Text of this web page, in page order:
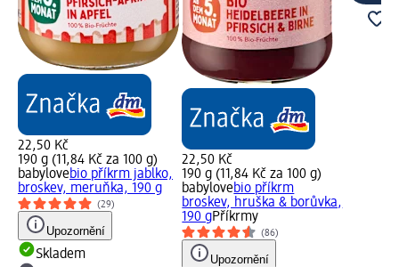
22,50 Kč
190 g (11,84 Kč za 100 g)
babylovebio příkrm jablko,
broskev, meruňka, 190 g
(29)
Upozornění
Skladem
22,50 Kč
190 g (11,84 Kč za 100 g)
babylovebio příkrm
broskev, hruška & borůvka,
190 gPříkrmy
(86)
Upozornění